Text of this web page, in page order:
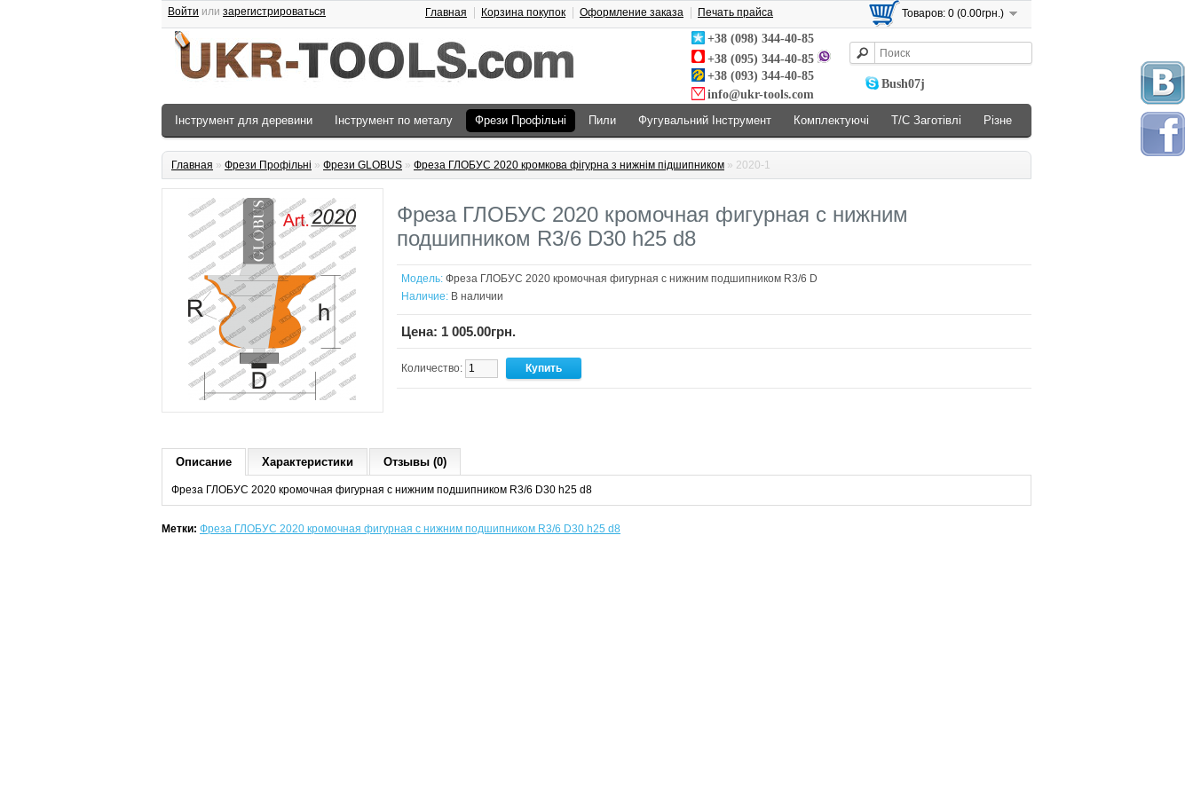
Товаров: 0 (0.00грн.)
+38 (098) 344-40-85
+38 (095) 344-40-85
+38 (093) 344-40-85
info@ukr-tools.com
Bush07j
Войти или зарегистрироваться Главная Корзина покупок Оформление заказа Печать прайса
Інструмент для деревини Інструмент по металу Фрези Профільні Пили Фугувальний Інструмент Комплектуючі Т/С Заготівлі Різне
Главная » Фрези Профільні » Фрези GLOBUS » Фреза ГЛОБУС 2020 кромкова фігурна з нижнім підшипником » 2020-1
Фреза ГЛОБУС 2020 кромочная фигурная с нижним
подшипником R3/6 D30 h25 d8
Модель: Фреза ГЛОБУС 2020 кромочная фигурная с нижним подшипником R3/6 D
Наличие: В наличии
Цена: 1 005.00грн.
Количество:
Описание Характеристики Отзывы (0)
Фреза ГЛОБУС 2020 кромочная фигурная с нижним подшипником R3/6 D30 h25 d8
Метки: Фреза ГЛОБУС 2020 кромочная фигурная с нижним подшипником R3/6 D30 h25 d8